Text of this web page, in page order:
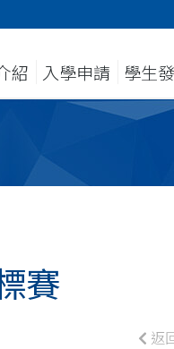
紹 入學申請 學生
賽
返